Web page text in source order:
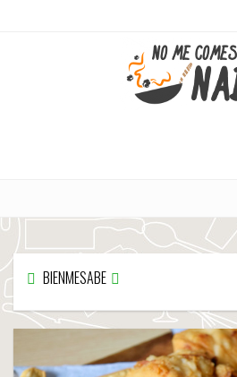
BIENMESABE